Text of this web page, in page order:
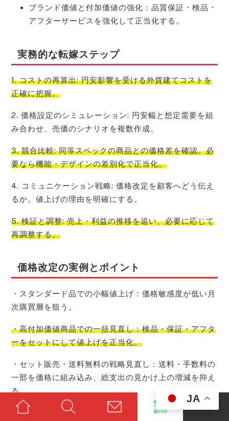
ブランド価値と付加価値の強化：品質保証・検品・
アフターサービスを強化して正当化する。
実務的な転嫁ステップ
1. コストの再算出: 円安影響を受ける外貨建てコストを
正確に把握。
2. 価格設定のシミュレーション: 円安幅と想定需要を組
み合わせ、売価のシナリオを複数作成。
3. 競合比較: 同等スペックの商品との価格差を確認。必
要なら機能・デザインの差別化で正当化。
4. コミュニケーション戦略: 価格改定を顧客へどう伝え
るか。値上げの理由を明確にする。
5. 検証と調整: 売上・利益の推移を追い、必要に応じて
再調整する。
価格改定の実例とポイント
・スタンダード品での小幅値上げ：価格敏感度が低い月
次購買層を狙う。
・高付加価値商品での一括見直し：検品・保証・アフタ
ーをセットにして値上げを正当化。
・セット販売・送料無料の戦略見直し：送料・手数料の
一部を価格に組み込み、総支出の見かけ上の増減を抑え
る。
JA